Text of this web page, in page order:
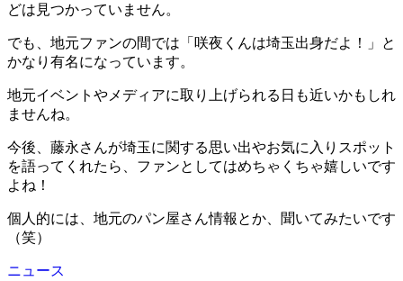
どは見つかっていません。
でも、地元ファンの間では「咲夜くんは埼玉出身だよ！」と
かなり有名になっています。
地元イベントやメディアに取り上げられる日も近いかもしれ
ませんね。
今後、藤永さんが埼玉に関する思い出やお気に入りスポット
を語ってくれたら、ファンとしてはめちゃくちゃ嬉しいです
よね！
個人的には、地元のパン屋さん情報とか、聞いてみたいです
（笑）
ニュース